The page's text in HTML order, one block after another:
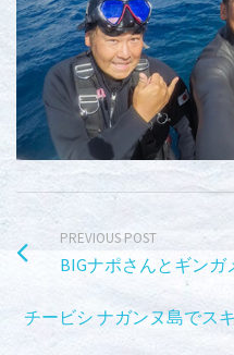
PREVIOUS POST
BIGナポさんとギンガ
チービシ ナガンヌ島でス